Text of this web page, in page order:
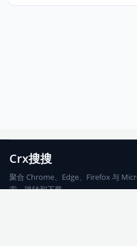
Crx搜搜
聚合 Chrome、Edge、Firefox 与
索、跳转和下载。